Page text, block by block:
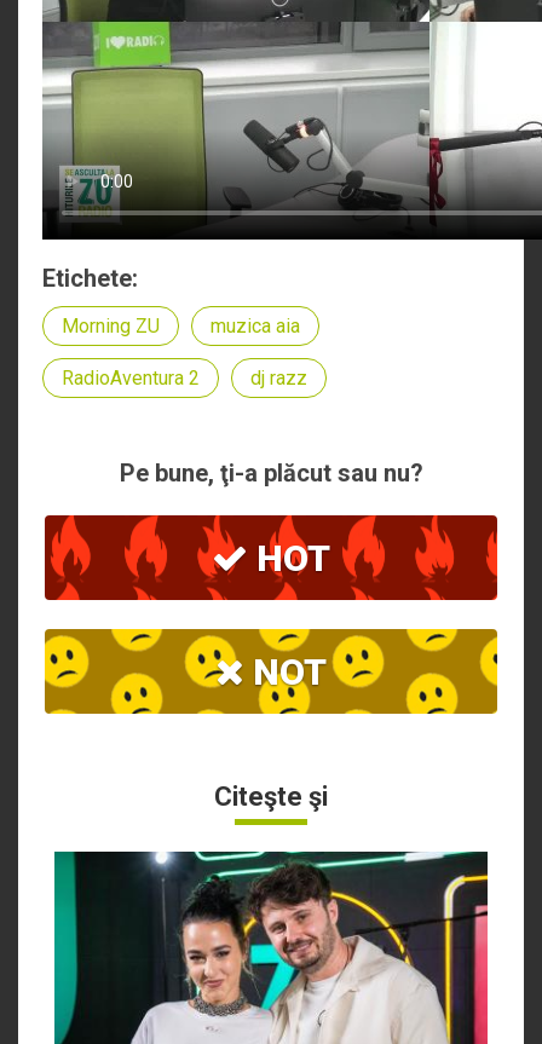
Etichete:
Morning ZU muzica aia
RadioAventura 2 dj razz
Pe bune, ţi-a plăcut sau nu?
HOT
NOT
Citeşte şi